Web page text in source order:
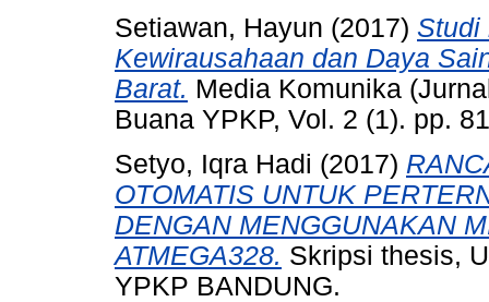
Setiawan, Hayun (2017) Studi
Kewirausahaan dan Daya
Barat. Media Komunika
Buana YPKP, Vol. 2 (1). pp.
Setyo, Iqra Hadi (2017)
OTOMATIS UNTUK
DENGAN MENGGUNAKAN
ATMEGA328. Skripsi thesis,
YPKP BANDUNG.